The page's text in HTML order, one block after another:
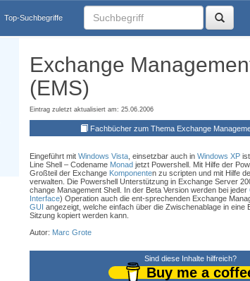
Top-Suchbegriffe
Exchange
(EMS)
Eintrag zuletzt aktualisiert am: 25.06.2006
Fachbücher zum Thema Exchange
Eingeführt mit Windows Vista, einsetzbar auch in Windows XPist
Line Shell – Codename Monadjetzt Powershell. Mit Hilfe der
Großteil der Exchange Komponenten zu scripten und mit Hilfe
verwalten. Die Powershell Unterstützung in Exchange Server
change Management Shell. In der Beta Version werden bei jeder
Interface) Operation auch die ent-sprechenden Exchange
GUI angezeigt, welche einfach über die Zwischenablage in eine
Sitzung kopiert werden kann.
Autor: Marc Grote
Sind diese Inhalte hilfreich?
Buy me a